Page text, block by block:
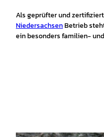
Als geprüfter und
NiedersachsenBetrieb
ein besonders familien-